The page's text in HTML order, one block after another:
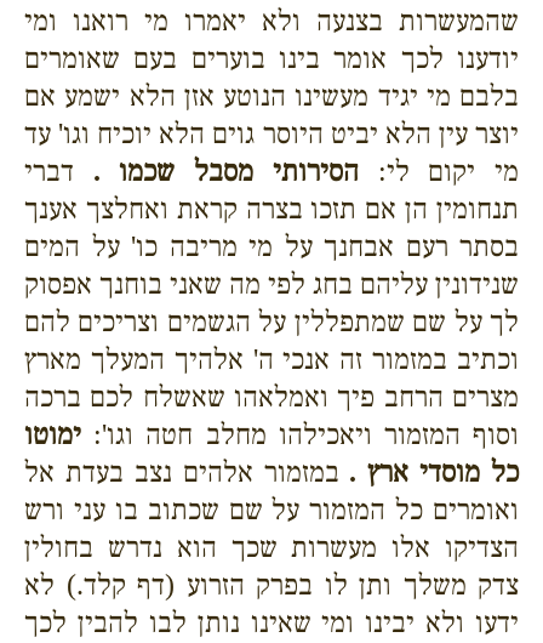
שהמעשרות בצנעה ולא יאמרו מי רואנו ומי
יודענו לכך אומר בינו בוערים בעם שאומרים
בלבם מי יגיד מעשינו הנוטע אזן הלא ישמע אם
יוצר עין הלא יביט היוסר גוים הלא יוכיח וגו' עד
מי יקום לי:הסירותי מסבל שכמו . דברי
תנחומין הן אם תזכו בצרה קראת ואחלצך אענך
בסתר רעם אבחנך על מי מריבה כו' על המים
שנידונין עליהם בחג לפי מה שאני בוחנך אפסוק
לך על שם שמתפללין על הגשמים וצריכים להם
וכתיב במזמור זה אנכי ה' אלהיך המעלך מארץ
מצרים הרחב פיך ואמלאהו שאשלח לכם ברכה
וסוף המזמור ויאכילהו מחלב חטה וגו': ימוטו
כל מוסדי ארץ . במזמור אלהים נצב בעדת אל
ואומרים כל המזמור על שם שכתוב בו עני ורש
הצדיקו אלו מעשרות שכך הוא נדרש בחולין
צדק משלך ותן לו בפרק הזרוע (דף קלד.) לא
ידעו ולא יבינו ומי שאינו נותן לבו להבין לכך